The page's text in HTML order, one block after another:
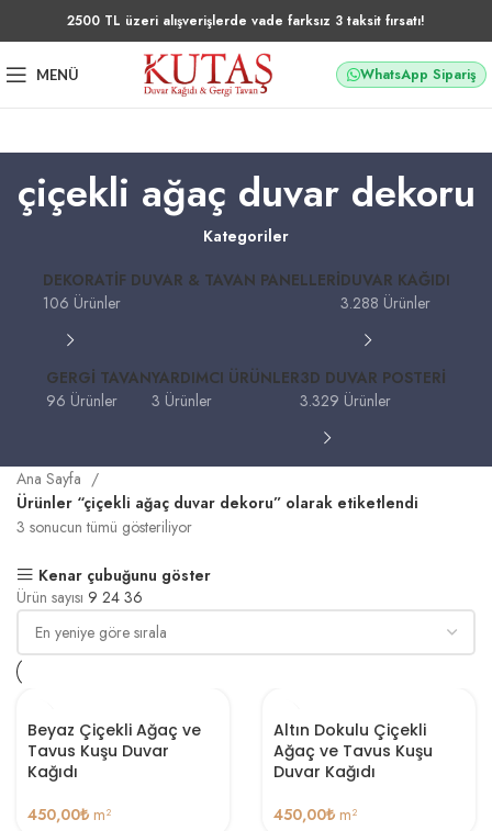
2500 TL üzeri alışverişlerde vade farksız 3 taksit fırsatı!
MENÜ WhatsApp Sipariş
çiçekli ağaç duvar dekoru
Kategoriler
DEKORATIF DUVAR & TAVAN PANELLERI
106 Ürünler
DUVAR KAĞIDI
3.288 Ürünler
GERGI TAVAN
96 Ürünler
YARDIMCI ÜRÜNLER
3 Ürünler
3D DUVAR POSTERI
3.329 Ürünler
Ana Sayfa
Ürünler “çiçekli ağaç duvar dekoru” olarak etiketlendi
3 sonucun tümü gösteriliyor
Kenar çubuğunu göster
Ürün sayısı 9 24 36
Beyaz Çiçekli Ağaç ve
Tavus Kuşu Duvar
Kağıdı
450,00₺ m²
Altın Dokulu Çiçekli
Ağaç ve Tavus Kuşu
Duvar Kağıdı
450,00₺ m²